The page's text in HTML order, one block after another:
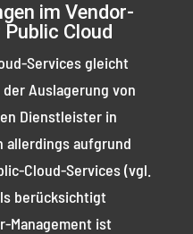
im Vendor-
Cloud
Services gleicht
Auslagerung von
Dienstleister in
allerdings aufgrund
Cloud-Services (vgl.
berücksichtigt
Management ist